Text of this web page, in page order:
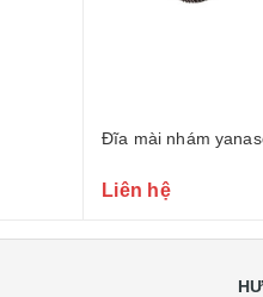
Đĩa mài nhám
Liên hệ